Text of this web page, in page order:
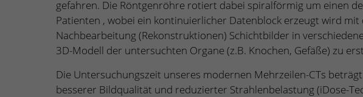
gefahren. Die Röntgenröhre rotiert dabei spiralförmig um einen
Patienten , wobei ein kontinuierlicher Datenblock erzeugt wird
Nachbearbeitung (Rekonstruktionen) Schichtbilder in
3D-Modell der untersuchten Organe (z.B. Knochen, Gefäße) zu
Die Untersuchungszeit unseres modernen Mehrzeilen-CTs
besserer Bildqualität und reduzierter Strahlenbelastung (iDose-